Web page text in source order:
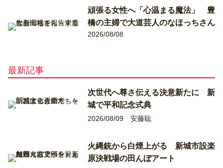
頑張る女性へ「心温まる魔法」 豊
橋の主婦で大道芸人のなほっちさん
2026/08/08
最新記事
次世代へ尊さ伝える決意新たに 新
城で平和記念式典
2026/08/09 安藤聡
火縄銃から白煙上がる 新城市設楽
原決戦場の田んぼアート